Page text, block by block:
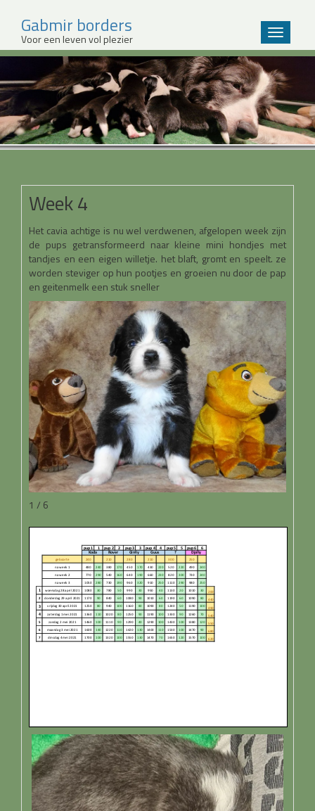
en
ga
meteen
naar
de
Gabmir borders
Voor een leven vol plezier
Wissel
navigatie
Week 4
Het cavia achtige is nu wel verdwenen, afgelopen week zijn
de pups getransformeerd naar kleine mini hondjes met
tandjes en een eigen willetje. het blaft, gromt en speelt. ze
worden steviger op hun pootjes en groeien nu door de pap
en geitenmelk een stuk sneller
1 / 6